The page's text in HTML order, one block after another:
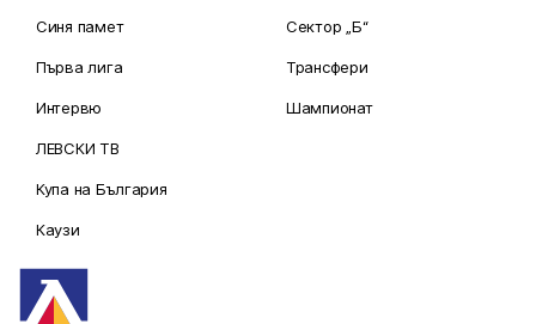
Синя памет
Първа лига
Интервю
ЛЕВСКИ ТВ
Купа на България
Каузи
Сектор „Б“
Трансфери
Шампионат